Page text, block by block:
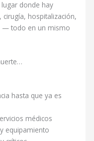
lugar donde hay
cirugía, hospitalización,
— todo en un mismo
hasta que ya es
médicos
equipamiento